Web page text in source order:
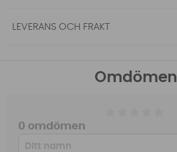
LEVERANS OCH FRAKT
Omdömen
0 omdömen